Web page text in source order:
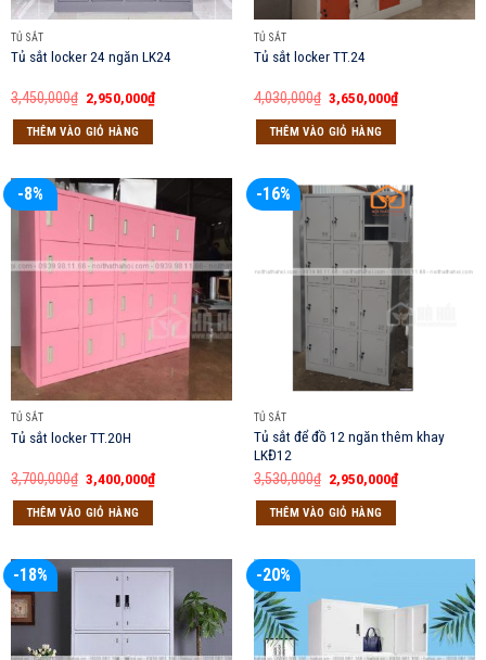
TỦ SẮT
Tủ sắt locker 24 ngăn LK24
3,450,000₫ Giá
gốc
là:
3,450,000₫.
2,950,000₫Giá
hiện
THÊM VÀO GIỎ HÀNG
TỦ SẮT
Tủ sắt locker TT.24
4,030,000₫ Giá
gốc
là:
4,030,000₫.
3,650,000₫Giá
hiện
THÊM VÀO GIỎ HÀNG
-8%
TỦ SẮT
Tủ sắt locker TT.20H
3,700,000₫ Giá
gốc
là:
3,700,000₫.
3,400,000₫Giá
hiện
THÊM VÀO GIỎ HÀNG
-16%
TỦ SẮT
Tủ sắt để đồ 12 ngăn thêm khay
LKĐ12
3,530,000₫ Giá
gốc
là:
3,530,000₫.
2,950,000₫Giá
hiện
THÊM VÀO GIỎ HÀNG
-18% -20%